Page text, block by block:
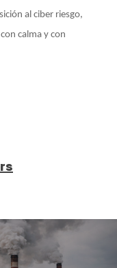
al ciber riesgo,
calma y con